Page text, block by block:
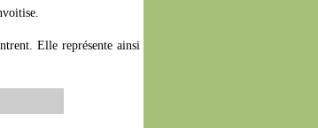
Elle représente ainsi